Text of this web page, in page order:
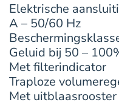
Elektrische
A – 50/60 Hz
Geluid bij 50 –
Met filterindicator
Traploze
Met uitblaasrooster